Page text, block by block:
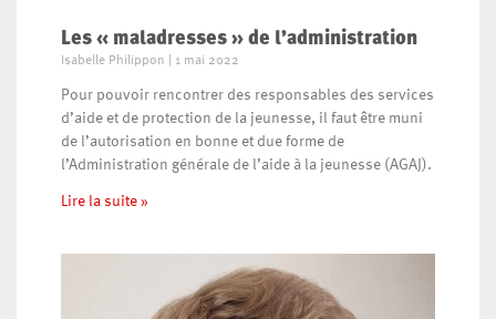
Les « maladresses » de l’administration
Isabelle Philippon 1 mai 2022
Pour pouvoir rencontrer des responsables des services
d’aide et de protection de la jeunesse, il faut être muni
de l’autorisation en bonne et due forme de
l’Administration générale de l’aide à la jeunesse (AGAJ).
Lire la suite »